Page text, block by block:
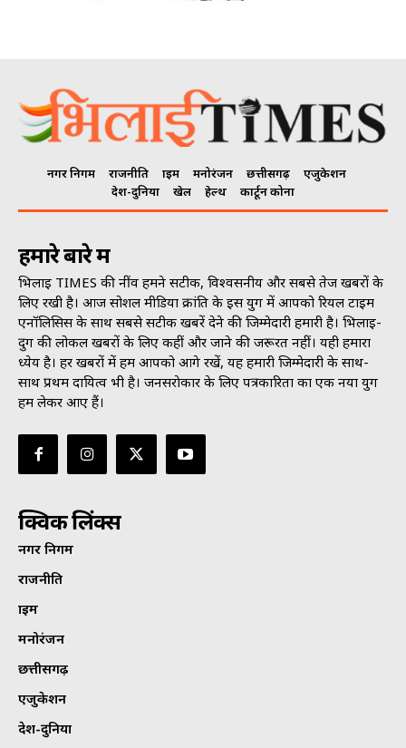
नगर निगम राजनीति क्राइम मनोरंजन छत्तीसगढ़
एजुकेशन
देश-दुनिया
खेल हेल्थ कार्टून कोना
हमारे बारे में
भिलाई TIMES की नींव हमने सटीक, विश्वसनीय और सबसे तेज खबरों के
लिए रखी है। आज सोशल मीडिया क्रांति के इस युग में आपको रियल टाइम
एनॉलिसिस के साथ सबसे सटीक खबरें देने की जिम्मेदारी हमारी है। भिलाई-
दुर्ग की लोकल खबरों के लिए कहीं और जाने की जरूरत नहीं। यही हमारा
ध्येय है। हर खबरों में हम आपको आगे रखें, यह हमारी जिम्मेदारी के साथ-
साथ प्रथम दायित्व भी है। जनसराेकार के लिए पत्रकारिता का एक नया युग
हम लेकर आए हैं।
क्विक लिंक्स
नगर निगम
राजनीति
क्राइम
मनोरंजन
छत्तीसगढ़
एजुकेशन
देश-दुनिया